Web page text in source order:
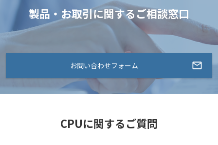
製品・お取引に関するご相談窓口
お問い合わせフォーム
CPUに関するご質問